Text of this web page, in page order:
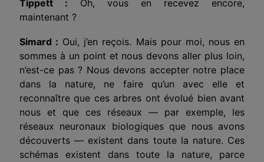
Tippett : Oh, vous en recevez encore,
maintenant ?
Simard : Oui, j’en reçois. Mais pour moi, nous en
sommes à un point et nous devons aller plus loin,
n’est-ce pas ? Nous devons accepter notre place
dans la nature, ne faire qu’un avec elle et
reconnaître que ces arbres ont évolué bien avant
nous et que ces réseaux — par exemple, les
réseaux neuronaux biologiques que nous avons
découverts — existent dans toute la nature. Ces
schémas existent dans toute la nature, parce